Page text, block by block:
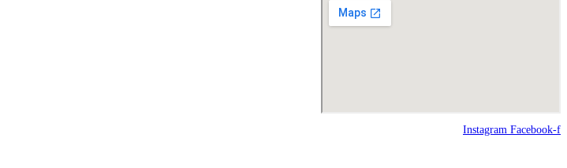
Instagram Facebook-f